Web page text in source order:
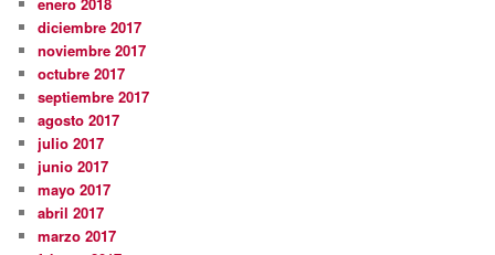
diciembre 2017
noviembre 2017
octubre 2017
septiembre 2017
agosto 2017
julio 2017
junio 2017
mayo 2017
abril 2017
marzo 2017